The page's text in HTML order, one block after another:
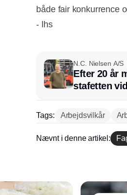
både fair konkurrence
- lhs
N.C. Nielsen A/S
Efter 20 år
stafetten
Tags: Arbejdsvilkår
Nævnt i denne artikel: